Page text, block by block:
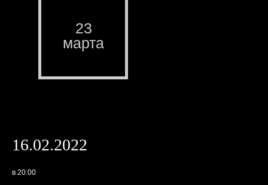
23
марта
16.02.2022
в 20:00